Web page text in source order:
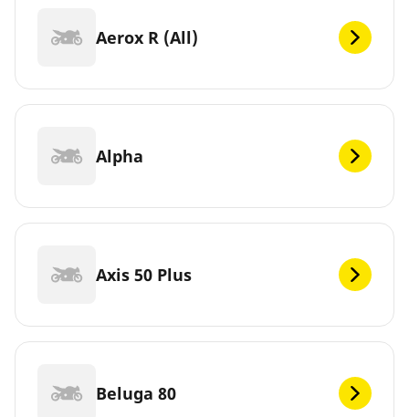
Aerox R (All)
Alpha
Axis 50 Plus
Beluga 80